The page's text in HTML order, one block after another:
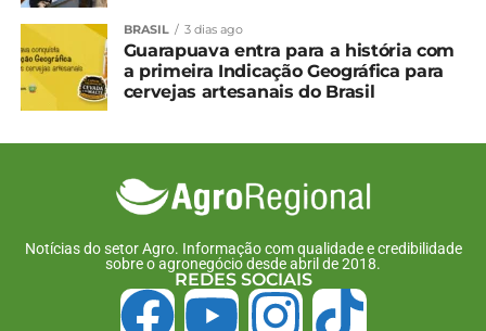
TÓPICOS RELACIONADOS:
UP NEXT
Cotação agrícola para a região de
Edital de recuperação da ponte do Rio Jordão
em Guarapuava tem resultado final
BRASIL 3 dias ago
Guarapuava entra para a história com
a primeira Indicação Geográfica para
cervejas artesanais do Brasil
Notícias do setor Agro. Informação com qualidade e credibilidade
sobre o agronegócio desde abril de 2018.
REDES SOCIAIS